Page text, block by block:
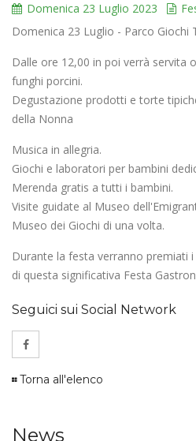
Domenica 23 Luglio 2023
Domenica 23 Luglio - Parco Giochi
Dalle ore 12,00 in poi verrà servita
funghi porcini.
Degustazione prodotti e torte
della Nonna
Musica in allegria.
Giochi e laboratori per bambini
Merenda gratis a tutti i bambini.
Visite guidate al Museo
Museo dei Giochi di una volta.
Durante la festa verranno premiati
di questa significativa Festa
Seguici sui Social Network
Torna all'elenco
News